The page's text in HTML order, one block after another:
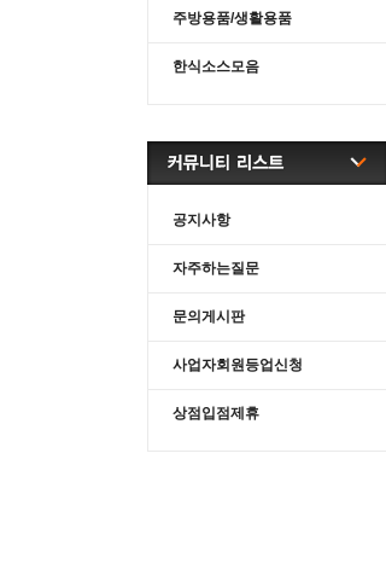
주방용품/생활용품
한식소스모음
공지사항
자주하는질문
문의게시판
사업자회원등업신청
상점입점제휴